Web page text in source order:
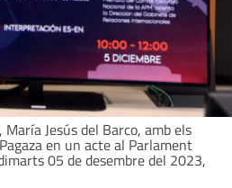
Jesús del Barco, amb els
en un acte al Parlament
05 de desembre del 2023,